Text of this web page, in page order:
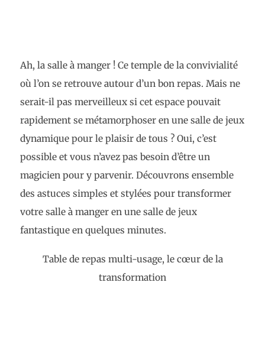
Ah, la salle à manger ! Ce temple de la convivialité
où l’on se retrouve autour d’un bon repas. Mais ne
serait-il pas merveilleux si cet espace pouvait
rapidement se métamorphoser en une salle de jeux
dynamique pour le plaisir de tous ? Oui, c’est
possible et vous n’avez pas besoin d’être un
magicien pour y parvenir. Découvrons ensemble
des astuces simples et stylées pour transformer
votre salle à manger en une salle de jeux
fantastique en quelques minutes.
Table de repas multi-usage, le cœur de la
transformation